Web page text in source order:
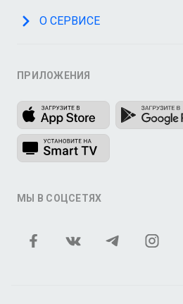
О СЕРВИСЕ
ПРИЛОЖЕНИЯ
МЫ В СОЦСЕТЯХ